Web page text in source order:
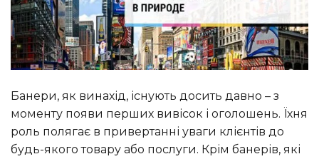
Банери, як винахід, існують досить давно – з
моменту появи перших вивісок і оголошень. Їхня
роль полягає в привертанні уваги клієнтів до
будь-якого товару або послуги. Крім банерів, які